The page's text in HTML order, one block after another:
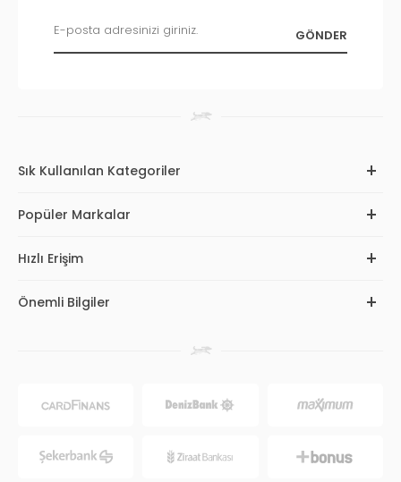
Sık Kullanılan Kategoriler
Popüler Markalar
Hızlı Erişim
Önemli Bilgiler